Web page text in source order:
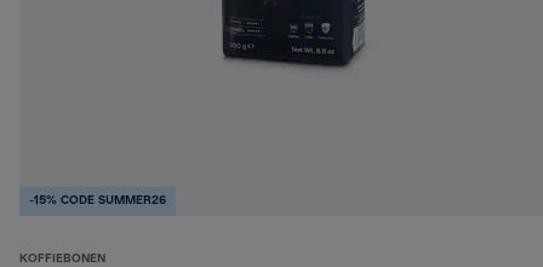
-15% CODE SUMMER26
KOFFIEBONEN